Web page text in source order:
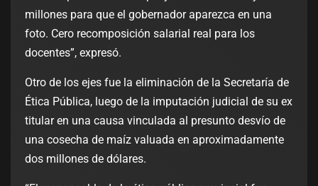
millones para que el gobernador aparezca en una
foto. Cero recomposición salarial real para los
docentes”, expresó.
Otro de los ejes fue la eliminación de la Secretaría de
Ética Pública, luego de la imputación judicial de su ex
titular en una causa vinculada al presunto desvío de
una cosecha de maíz valuada en aproximadamente
dos millones de dólares.